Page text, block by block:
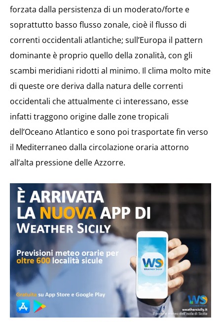
forzata dalla persistenza di un moderato/forte e
soprattutto basso flusso zonale, cioè il flusso di
correnti occidentali atlantiche; sull’Europa il pattern
dominante è proprio quello della zonalità, con gli
scambi meridiani ridotti al minimo. Il clima molto mite
di queste ore deriva dalla natura delle correnti
occidentali che attualmente ci interessano, esse
infatti traggono origine dalle zone tropicali
dell’Oceano Atlantico e sono poi trasportate fin verso
il Mediterraneo dalla circolazione oraria attorno
all’alta pressione delle Azzorre.